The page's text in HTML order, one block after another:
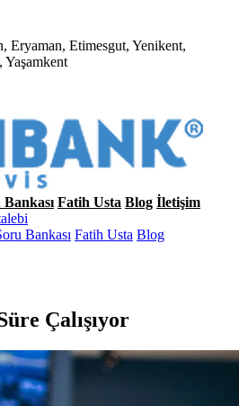
Eryaman, Etimesgut, Yenikent,
Fatih Usta Blog İletişim
Bankası Fatih Usta Blog
Çalışıyor